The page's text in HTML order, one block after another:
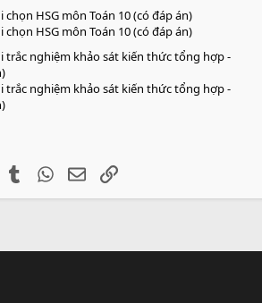
chọn HSG môn Toán 10 (có đáp án)
chọn HSG môn Toán 10 (có đáp án)
trắc nghiệm khảo sát kiến thức tổng hợp -
trắc nghiệm khảo sát kiến thức tổng hợp -
PinterestTumblr WhatsApp
EmailLink